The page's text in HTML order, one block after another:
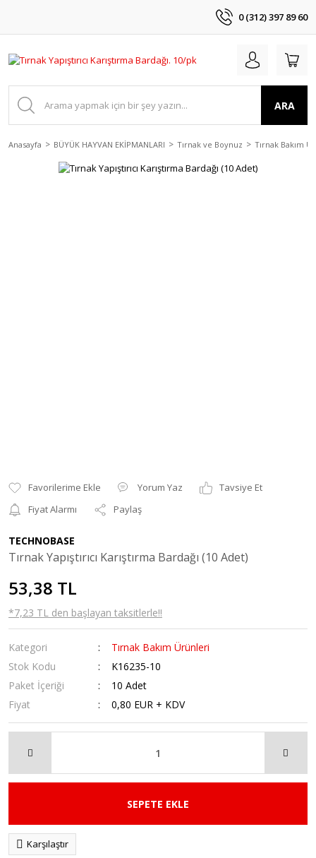
0 (312) 397 89 60
ARA
Anasayfa BÜYÜK HAYVAN EKİPMANLARI Tırnak ve Boynuz Tırnak Bakım
Yorum Yaz
Tavsiye Et
Fiyat Alarmı
Paylaş
TECHNOBASE
Tırnak Yapıştırıcı Karıştırma Bardağı (10 Adet)
53,38 TL
*7,23 TL den başlayan taksitlerle!!
Kategori
Tırnak Bakım Ürünleri
Stok Kodu
K16235-10
Paket İçeriği
10 Adet
Fiyat
0,80 EUR + KDV
SEPETE EKLE
Karşılaştır